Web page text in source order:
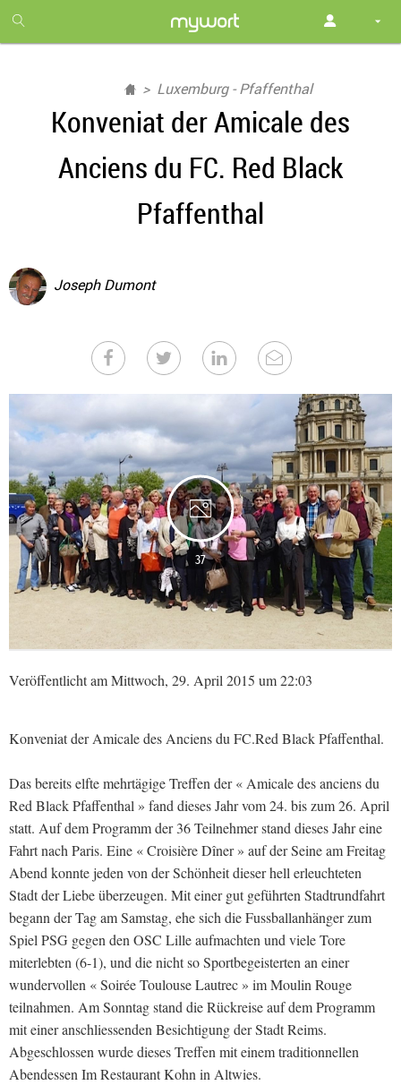
month
free
Luxemburg - Pfaffenthal
Konveniat der Amicale des
Anciens du FC. Red Black
Pfaffenthal
Joseph Dumont
37
Veröffentlicht am Mittwoch, 29. April 2015 um 22:03
Konveniat der Amicale des Anciens du FC.Red Black Pfaffenthal.
Das bereits elfte mehrtägige Treffen der « Amicale des anciens du
Red Black Pfaffenthal » fand dieses Jahr vom 24. bis zum 26. April
statt. Auf dem Programm der 36 Teilnehmer stand dieses Jahr eine
Fahrt nach Paris. Eine « Croisière Dîner » auf der Seine am Freitag
Abend konnte jeden von der Schönheit dieser hell erleuchteten
Stadt der Liebe überzeugen. Mit einer gut geführten Stadtrundfahrt
begann der Tag am Samstag, ehe sich die Fussballanhänger zum
Spiel PSG gegen den OSC Lille aufmachten und viele Tore
miterlebten (6-1), und die nicht so Sportbegeisterten an einer
wundervollen « Soirée Toulouse Lautrec » im Moulin Rouge
teilnahmen. Am Sonntag stand die Rückreise auf dem Programm
mit einer anschliessenden Besichtigung der Stadt Reims.
Abgeschlossen wurde dieses Treffen mit einem traditionnellen
Abendessen Im Restaurant Kohn in Altwies.